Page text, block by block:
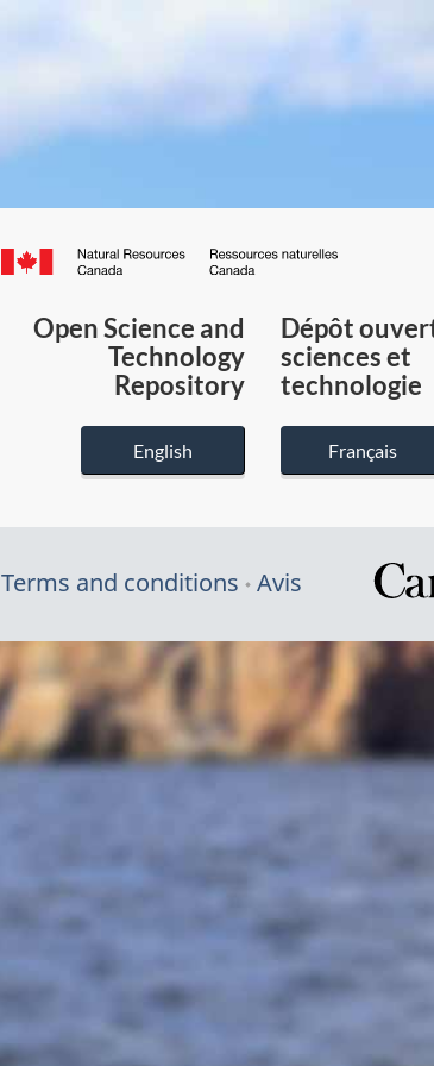
Canada.ca
du
Canada
Open Science and
Technology
Repository
English
Dépôt
sciences et
technologie
Français
Terms and conditions Avis